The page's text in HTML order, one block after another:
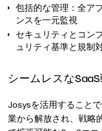
包括的な管理 ：全ア
ンスを一元監視
セキュリティとコン
ュリティ基準と規制
シームレスな
Josysを活用すること
業から解放され、戦略